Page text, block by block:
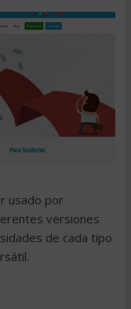
usado por
versiones
de cada tipo